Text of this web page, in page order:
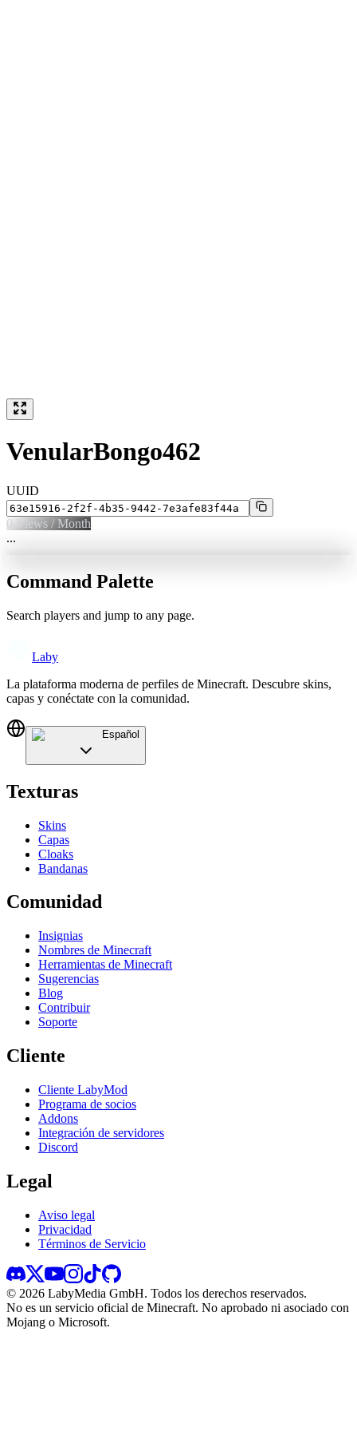
VenularBongo462
UUID
0 Views / Month
...
Command Palette
Search players and jump to any page.
Laby
La plataforma moderna de perfiles de Minecraft. Descubre skins,
capas y conéctate con la comunidad.
Español
Texturas
Skins
Capas
Cloaks
Bandanas
Comunidad
Insignias
Nombres de Minecraft
Herramientas de Minecraft
Sugerencias
Blog
Contribuir
Soporte
Cliente
Cliente LabyMod
Programa de socios
Addons
Integración de servidores
Discord
Legal
Aviso legal
Privacidad
Términos de Servicio
© 2026 LabyMedia GmbH. Todos los derechos reservados.
No es un servicio oficial de Minecraft. No aprobado ni asociado con
Mojang o Microsoft.